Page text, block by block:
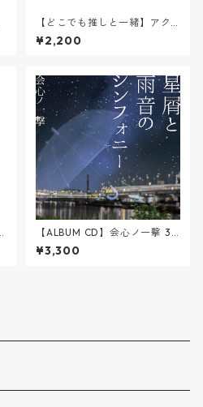
【どこでも推しと一緒】アク
リルスタンド【新衣装Ver】
¥2,200
【ALBUM CD】会心ノ一撃 3r
d ALBUM 『星屑と雨音のシン
フォニー』
¥3,300